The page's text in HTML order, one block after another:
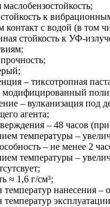
к
контакт с водой (в том
стойкость к УФ-
– тиксотропная
модифицированный
– вулканизация под
агента;
– 48 часов
температуры –
– не менее 2
температуры –
≈ 1,6 г/см³;
температур нанесения –
температур